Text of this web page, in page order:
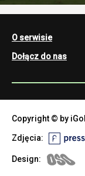
O serwisie
Dołącz do nas
Copyright © by
Zdjęcia:
Design: